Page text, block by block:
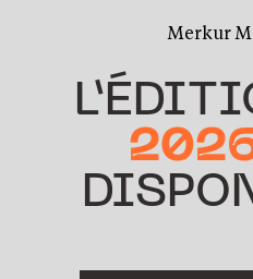
Merkur